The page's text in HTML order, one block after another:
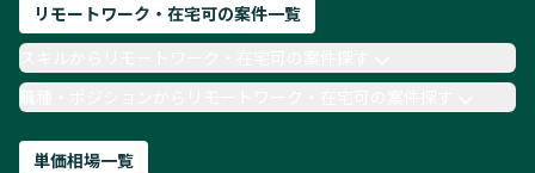
リモートワーク・在宅可の案件一覧
職種・ポジションからリモートワーク・在宅可の案件探す
単価相場一覧